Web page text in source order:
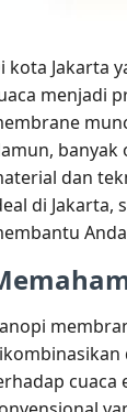
kota Jakarta
menjadi
dan
di Jakarta,
cuaca